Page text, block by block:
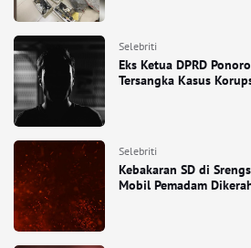
Selebriti
Eks Ketua DPRD
Tersangka Kasus
Selebriti
Kebakaran SD di
Mobil Pemadam